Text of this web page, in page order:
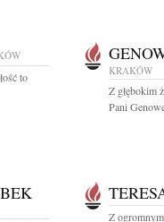
to
KRAKÓW
Z głębokim
Pani
Z